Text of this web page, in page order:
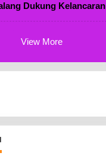
Dukung
View More